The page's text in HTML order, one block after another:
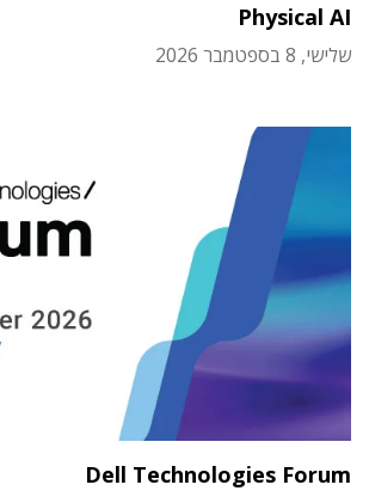
Physical AI
שלישי, 8 בספטמבר 2026
Dell Technologies Forum